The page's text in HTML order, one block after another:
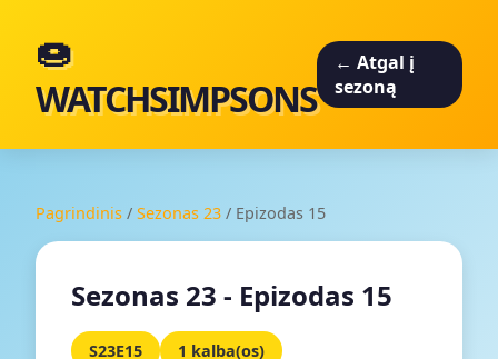
🍩
WATCHSIMPSONS
← Atgal į
sezoną
Pagrindinis / Sezonas 23 / Epizodas 15
Sezonas 23 - Epizodas 15
S23E15 1 kalba(os)